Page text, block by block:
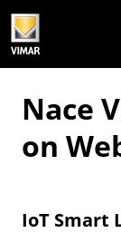
Nace
on
IoT Smart